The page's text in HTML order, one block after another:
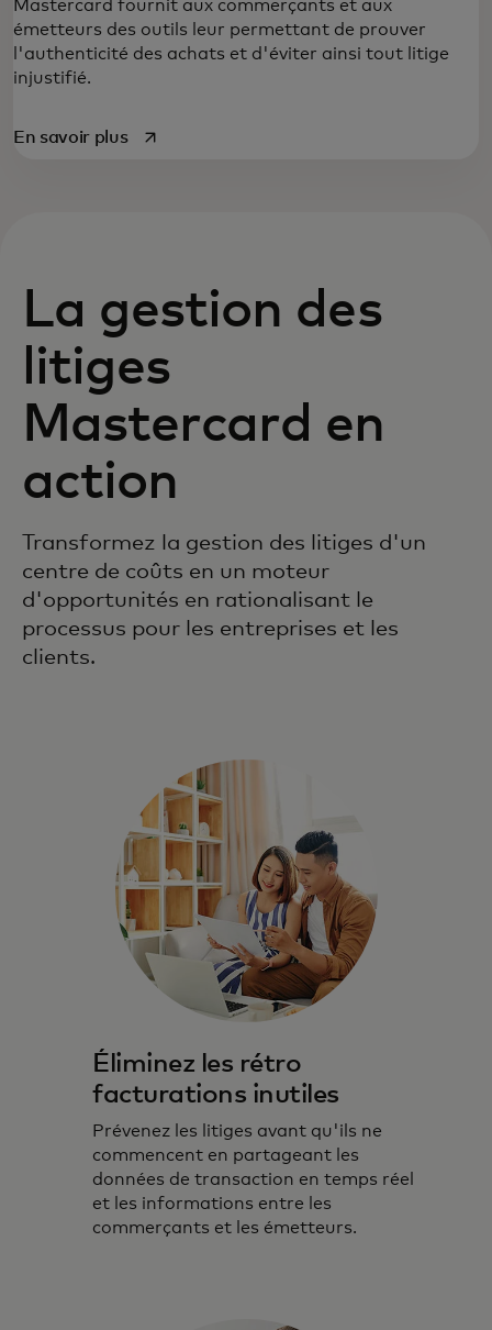
Mastercard fournit aux commerçants et aux
émetteurs des outils leur permettant de prouver
l'authenticité des achats et d'éviter ainsi tout litige
injustifié.
En savoir pluss’ouvre dans un nouvel onglet
La gestion des
litiges
Mastercard en
action
Transformez la gestion des litiges d'un
centre de coûts en un moteur
d'opportunités en rationalisant le
processus pour les entreprises et les
clients.
Éliminez les rétro
facturations inutiles
Prévenez les litiges avant qu'ils ne
commencent en partageant les
données de transaction en temps réel
et les informations entre les
commerçants et les émetteurs.